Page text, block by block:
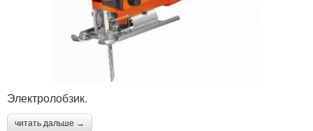
Электролобзик.
читать дальше →